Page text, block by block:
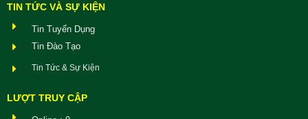
TIN TỨC VÀ SỰ KIỆN
Tin Tuyển Dụng
Tin Đào Tạo
Tin Tức & Sự Kiện
LƯỢT TRUY CẬP